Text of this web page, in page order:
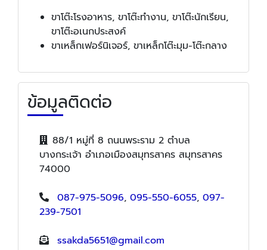
ขาโต๊ะโรงอาหาร, ขาโต๊ะทำงาน, ขาโต๊ะนักเรียน,
ขาโต๊ะอเนกประสงค์
ขาเหล็กเฟอร์นิเจอร์, ขาเหล็กโต๊ะมุม-โต๊ะกลาง
ข้อมูลติดต่อ
88/1 หมู่ที่ 8 ถนนพระราม 2 ตำบล
บางกระเจ้า อำเภอเมืองสมุทรสาคร สมุทรสาคร
74000
087-975-5096, 095-550-6055, 097-
239-7501
ssakda5651@gmail.com